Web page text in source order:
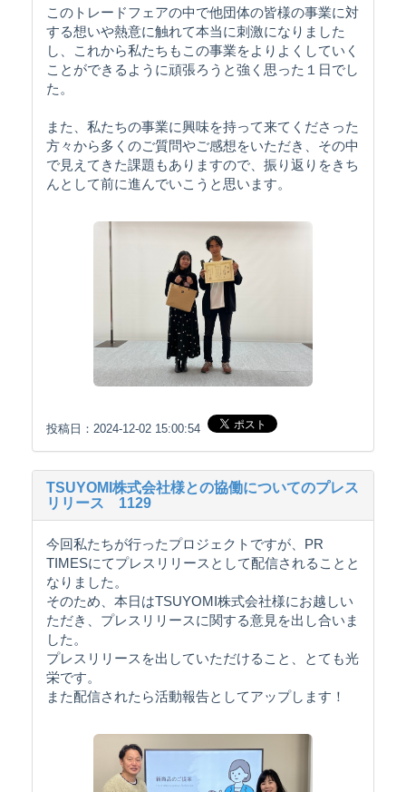
このトレードフェアの中で他団体の皆様の事業に対
する想いや熱意に触れて本当に刺激になりました
し、これから私たちもこの事業をよりよくしていく
ことができるように頑張ろうと強く思った１日でし
た。
また、私たちの事業に興味を持って来てくださった
方々から多くのご質問やご感想をいただき、その中
で見えてきた課題もありますので、振り返りをきち
んとして前に進んでいこうと思います。
投稿日：2024-12-02 15:00:54
TSUYOMI株式会社様との協働についてのプレス
リリース 1129
今回私たちが行ったプロジェクトですが、PR
TIMESにてプレスリリースとして配信されることと
なりました。
そのため、本日はTSUYOMI株式会社様にお越しい
ただき、プレスリリースに関する意見を出し合いま
した。
プレスリリースを出していただけること、とても光
栄です。
また配信されたら活動報告としてアップします！